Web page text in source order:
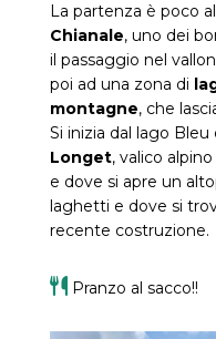
La partenza è poco
Chianale, uno dei
il passaggio nel
poi ad una zona di
montagne, che
Si inizia dal lago
Longet, valico alpino
e dove si apre un
laghetti e dove si
recente costruzione.
Pranzo al sacco!!